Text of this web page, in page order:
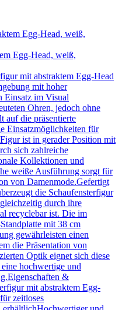
Egg-Head, weiß,
mit abstraktem Egg-Head
mit hoher
Einsatz im Visual
Ohren, jedoch ohne
auf die präsentierte
Einsatzmöglichkeiten für
ist in gerader Position mit
sich zahlreiche
Kollektionen und
weiße Ausführung sorgt für
von Damenmode.Gefertigt
die Schaufensterfigur
durch ihre
recyclebar ist. Die im
mit 38 cm
gewährleisten einen
die Präsentation von
Optik eignet sich diese
hochwertige und
&
mit abstraktem Egg-
zeitloses